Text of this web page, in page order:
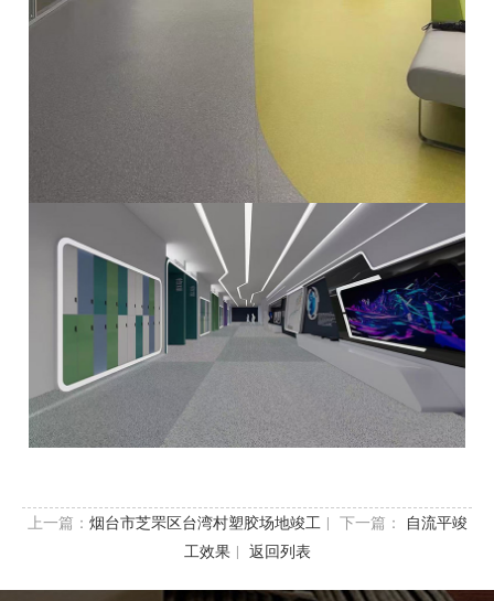
上一篇： 烟台市芝罘区台湾村塑胶场地竣工 | 下一篇：
自流平竣
工效果| 返回列表